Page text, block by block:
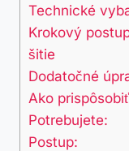
Technické
Krokový⁤
šitie
Dodatočné
Ako
Potrebujete:
Postup: